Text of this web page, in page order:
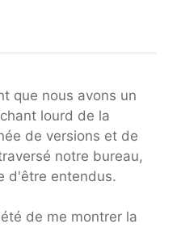
que nous avons un
lourd de la
de versions et de
notre bureau,
d'être entendus.
de me montrer la